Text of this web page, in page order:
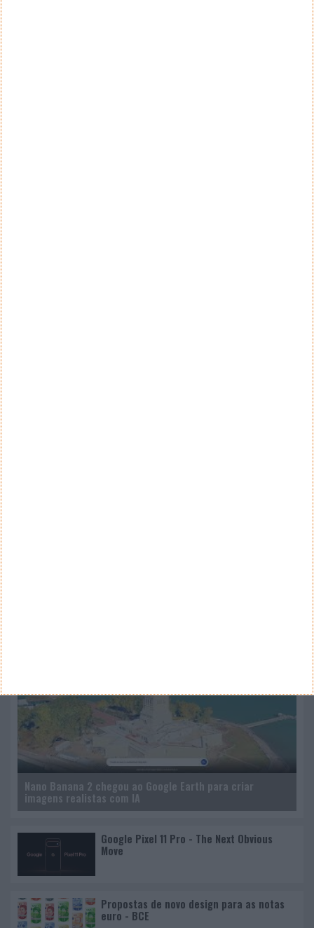
Nano Banana 2 chegou ao Google Earth para criar
imagens realistas com IA
Google Pixel 11 Pro - The Next Obvious
Move
Propostas de novo design para as notas
euro - BCE